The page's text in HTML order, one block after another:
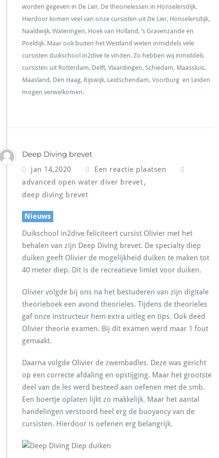
worden gegeven in De Lier. De theorielessen in Honselersdijk.
Hierdoor komen veel van onze cursisten uit De Lier, Honselersdijk,
Naaldwijk, Wateringen, Hoek van Holland, ’s Gravenzande en
Poeldijk. Maar ook buiten het Westland weten inmiddels vele
cursisten duikschool in2dive te vinden. Zo hebben wij inmiddels
cursisten uit Rotterdam, Delft, Vlaardingen, Schiedam, Maassluis,
Maasland, Den Haag, Rijswijk, Leidschendam, Voorburg en Leiden
mogen verwelkomen.
Deep Diving brevet
jan 14,2020
Een reactie plaatsen
advanced open water diver brevet,
deep diving brevet
Nieuws
Duikschool in2dive feliciteert cursist Olivier met het
behalen van zijn Deep Diving brevet. De specialty diep
duiken geeft Olivier de mogelijkheid duiken te maken tot
40 meter diep. Dit is de recreatieve limiet voor duiken.
Olivier volgde bij ons na het bestuderen van zijn digitale
theorieboek een avond theorieles. Tijdens de theorieles
gaf onze instructeur hem extra uitleg en tips. Ook deed
Olivier theorie examen. Bij dit examen werd maar 1 fout
gemaakt.
Daarna volgde Olivier de zwembadles. Deze was gericht
op een correcte afdaling en opstijging. Maar het grootste
deel van de les werd besteed aan oefenen met de smb.
Een boertje oplaten lijkt zo makkelijk. Maar het aantal
handelingen verstoord heel erg de buoyancy van de
cursisten. Hierdoor is oefenen erg belangrijk.